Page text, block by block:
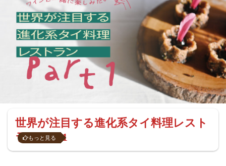
世界が注目する進化系タイ料理レスト
ラン Part1
もっと見る